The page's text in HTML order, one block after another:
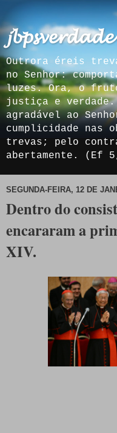
𝓳𝓫𝓹𝓼𝓿𝓮𝓻𝓭𝓪𝓭𝓮
Outrora éreis
no Senhor:
luzes. Ora, o
justiça e
agradável ao
cumplicidade nas
trevas; pelo
abertamente. (Ef
SEGUNDA-FEIRA, 12 DE
Dentro do
encararam a
XIV.